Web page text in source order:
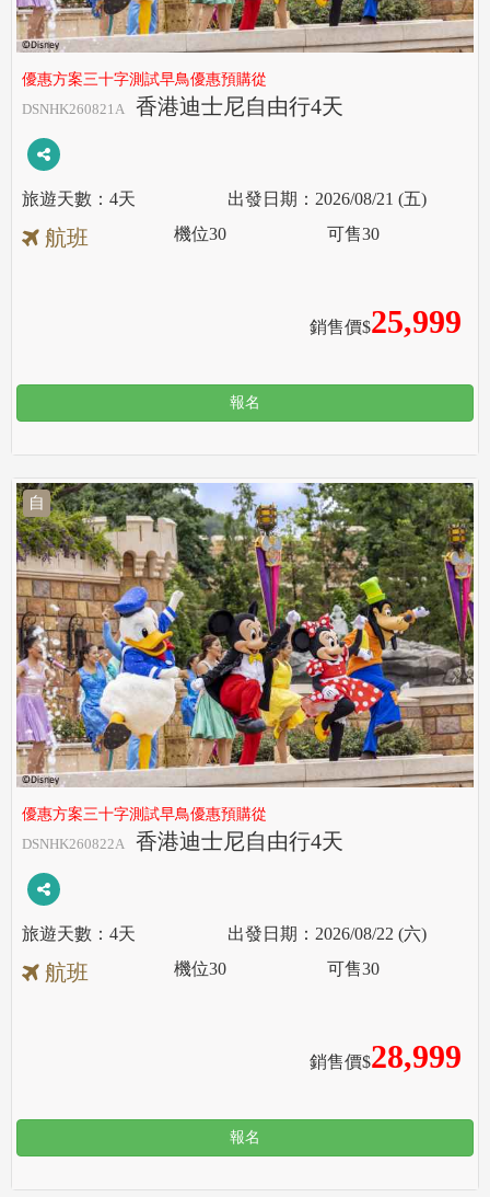
優惠方案三十字測試早鳥優惠預購從
DSNHK260821A
香港迪士尼自由行4天
4天 2026/08/21 (五)
航班
銷售價$25,999
機位30 可售30
報名
自
優惠方案三十字測試早鳥優惠預購從
DSNHK260822A
香港迪士尼自由行4天
4天 2026/08/22 (六)
航班
銷售價$28,999
機位30 可售30
報名